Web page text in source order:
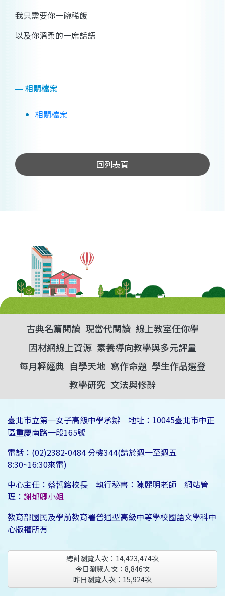
我只需要你一碗稀飯
以及你溫柔的一席話語
相關檔案
相關檔案
回列表頁
古典名篇閱讀 現當代閱讀 線上教室任你學
因材網線上資源 素養導向教學與多元評量
每月輕經典 自學天地 寫作命題 學生作品選登
教學研究 文法與修辭
臺北市立第一女子高級中學承辦 地址：10045臺北市中正
區重慶南路一段165號
電話：(02)2382-0484 分機344(請於週一至週五
8:30~16:30來電)
中心主任：蔡哲銘校長 執行秘書：陳麗明老師 網站管
理： 謝郁卿小姐
教育部國民及學前教育署普通型高級中等學校國語文學科中
心版權所有
總計瀏覽人次： 14,423,474次
今日瀏覽人次： 8,846次
昨日瀏覽人次： 15,924次